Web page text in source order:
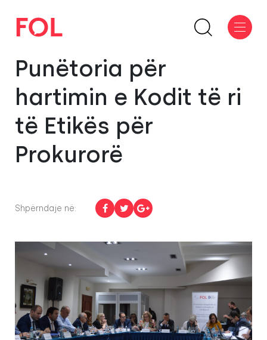
Punëtoria për
hartimin e Kodit të ri
të Etikës për
Prokurorë
Shpërndaje në: